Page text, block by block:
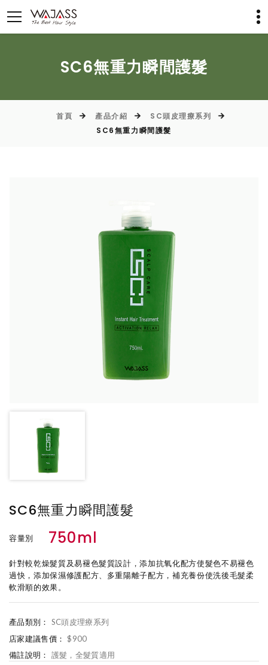
SC6無重力瞬間護髮
首頁 產品介紹
SC頭皮理療系列
SC6無重力瞬間護髮
SC6無重力瞬間護髮
容量別 750ml
針對較乾燥髮質及易褪色髮質設計，添加抗氧化配方使髮色不易褪色
過快，添加保濕修護配方、多重陽離子配方，補充養份使洗後毛髮柔
軟滑順的效果。
產品類別：
SC頭皮理療系列
店家建議售價： $900
備註說明：
護髮，全髮質適用